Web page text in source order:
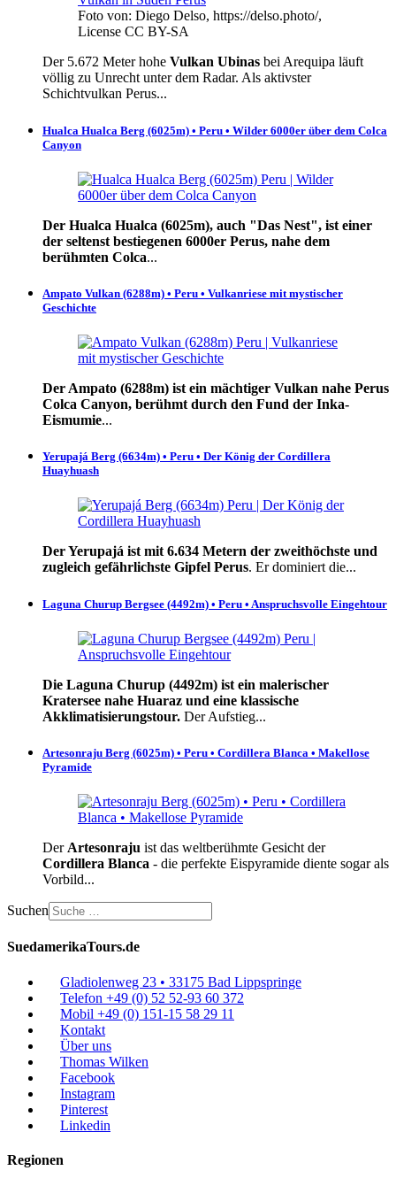
Foto von: Diego Delso, https://delso.photo/,
License CC BY-SA
Der 5.672 Meter hohe Vulkan Ubinas bei Arequipa läuft
völlig zu Unrecht unter dem Radar. Als aktivster
Schichtvulkan Perus...
Hualca Hualca Berg (6025m) • Peru • Wilder 6000er über dem Colca
Canyon
Der Hualca Hualca (6025m), auch "Das Nest", ist einer
der seltenst bestiegenen 6000er Perus, nahe dem
berühmten Colca...
Ampato Vulkan (6288m) • Peru • Vulkanriese mit mystischer
Geschichte
Der Ampato (6288m) ist ein mächtiger Vulkan nahe Perus
Colca Canyon, berühmt durch den Fund der Inka-
Eismumie...
Yerupajá Berg (6634m) • Peru • Der König der Cordillera
Huayhuash
Der Yerupajá ist mit 6.634 Metern der zweithöchste und
zugleich gefährlichste Gipfel Perus. Er dominiert die...
Laguna Churup Bergsee (4492m) • Peru • Anspruchsvolle Eingehtour
Die Laguna Churup (4492m) ist ein malerischer
Kratersee nahe Huaraz und eine klassische
Akklimatisierungstour. Der Aufstieg...
Artesonraju Berg (6025m) • Peru • Cordillera Blanca • Makellose
Pyramide
Der Artesonraju ist das weltberühmte Gesicht der
Cordillera Blanca - die perfekte Eispyramide diente sogar als
Vorbild...
Suchen
SuedamerikaTours.de
Gladiolenweg 23 • 33175 Bad Lippspringe
Telefon +49 (0) 52 52-93 60 372
Mobil +49 (0) 151-15 58 29 11
Kontakt
Über uns
Thomas Wilken
Facebook
Instagram
Pinterest
Linkedin
Regionen